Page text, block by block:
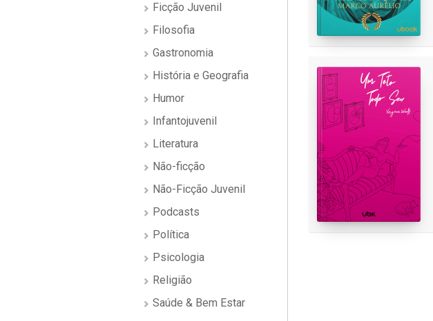
Ficção Juvenil
Filosofia
Gastronomia
História e Geografia
Humor
Infantojuvenil
Literatura
Não-ficção
Não-Ficção Juvenil
Podcasts
Política
Psicologia
Religião
Saúde & Bem Estar